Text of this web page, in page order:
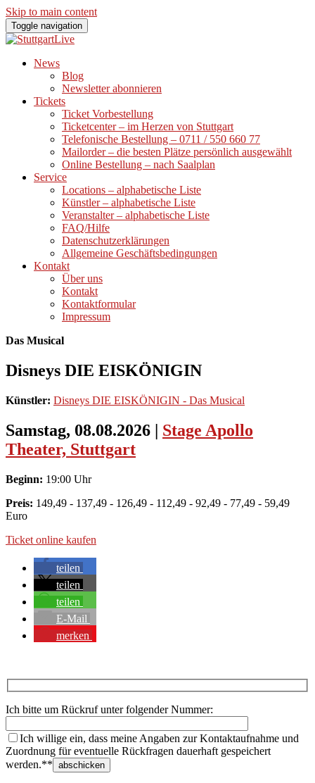
Skip to main content
Toggle navigation
News
Blog
Newsletter abonnieren
Tickets
Ticket Vorbestellung
Ticketcenter – im Herzen von Stuttgart
Telefonische Bestellung – 0711 / 550 660 77
Mailorder – die besten Plätze persönlich ausgewählt
Online Bestellung – nach Saalplan
Service
Locations – alphabetische Liste
Künstler – alphabetische Liste
Veranstalter – alphabetische Liste
FAQ/Hilfe
Datenschutzerklärungen
Allgemeine Geschäftsbedingungen
Kontakt
Über uns
Kontakt
Kontaktformular
Impressum
Das Musical
Disneys DIE EISKÖNIGIN
Künstler: Disneys DIE EISKÖNIGIN - Das Musical
Samstag, 08.08.2026 | Stage Apollo
Theater, Stuttgart
Beginn: 19:00 Uhr
Preis: 149,49 - 137,49 - 126,49 - 112,49 - 92,49 - 77,49 - 59,49
Euro
Ticket online kaufen
teilen
teilen
teilen
E-Mail
merken
Ich bitte um Rückruf unter folgender Nummer:
Ich willige ein, dass meine Angaben zur Kontaktaufnahme und
Zuordnung für eventuelle Rückfragen dauerhaft gespeichert
werden.**